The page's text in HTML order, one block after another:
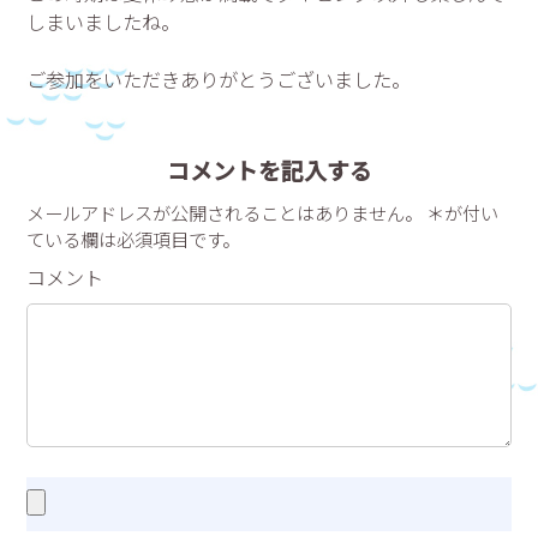
しまいましたね。
ご参加をいただきありがとうございました。
コメントを記入する
メールアドレスが公開されることはありません。 ＊が付い
ている欄は必須項目です。
コメント